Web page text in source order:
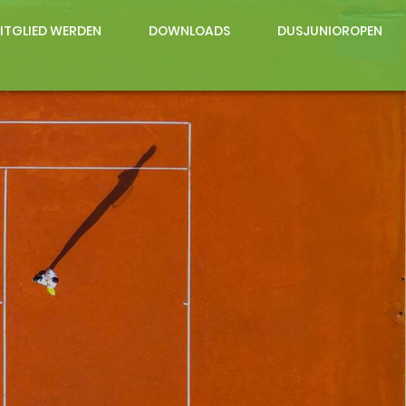
WERDEN DOWNLOADS DUSJUNIOROPEN